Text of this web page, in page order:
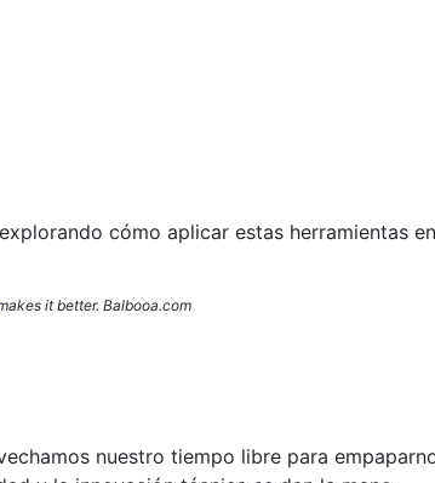
cómo aplicar estas herramientas
it better. Balbooa.com
nuestro tiempo libre para